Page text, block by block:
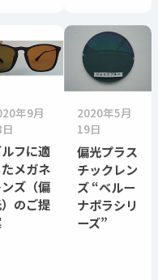
年9月
フに適
たメガネ
ンズ（偏
のご提
2020年5月
19日
偏光プラス
チックレン
ズ “ベルー
ナポラシリ
ーズ”